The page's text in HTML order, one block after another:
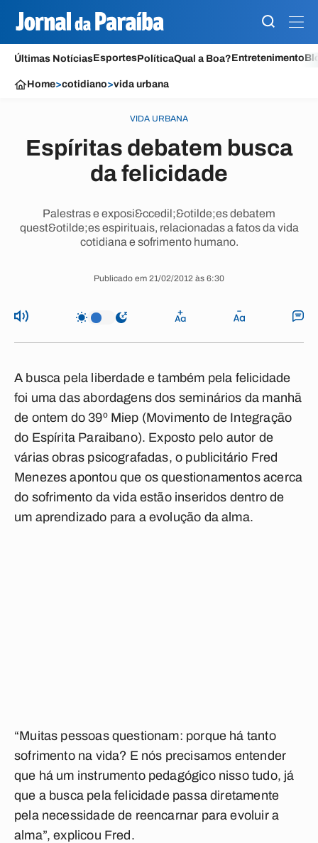
Últimas NotíciasEsportesPolíticaQual a Boa?Entretenimento
Home>cotidiano>vida urbana
VIDA URBANA
Espíritas debatem busca
da felicidade
Palestras e exposi&ccedil;&otilde;es debatem
quest&otilde;es espirituais, relacionadas a fatos da vida
cotidiana e sofrimento humano.
Publicado em 21/02/2012 às 6:30
A busca pela liberdade e também pela felicidade
foi uma das abordagens dos seminários da manhã
de ontem do 39º Miep (Movimento de Integração
do Espírita Paraibano). Exposto pelo autor de
várias obras psicografadas, o publicitário Fred
Menezes apontou que os questionamentos acerca
do sofrimento da vida estão inseridos dentro de
um aprendizado para a evolução da alma.
“Muitas pessoas questionam: porque há tanto
sofrimento na vida? E nós precisamos entender
que há um instrumento pedagógico nisso tudo, já
que a busca pela felicidade passa diretamente
pela necessidade de reencarnar para evoluir a
alma”, explicou Fred.